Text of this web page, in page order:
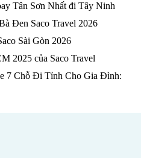
Tân Sơn Nhất đi Tây Ninh
Đen Saco Travel 2026
Sài Gòn 2026
2025 của Saco Travel
7 Chỗ Đi Tỉnh Cho Gia Đình: